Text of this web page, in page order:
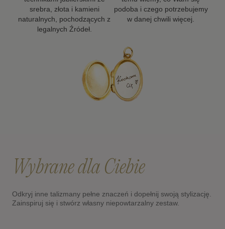
srebra, złota i kamieni
naturalnych, pochodzących z
legalnych Źródeł.
podoba i czego potrzebujemy
w danej chwili więcej.
Wybrane dla Ciebie
Odkryj inne talizmany pełne znaczeń i dopełnij swoją stylizację.
Zainspiruj się i stwórz własny niepowtarzalny zestaw.